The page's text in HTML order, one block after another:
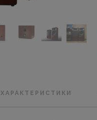
ХАРАКТЕРИСТИКИ